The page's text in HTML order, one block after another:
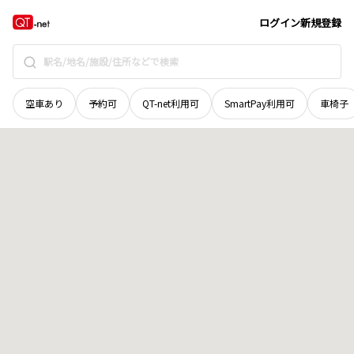
ログイン新規登録
空車あり 予約可 QT-net利用可 SmartPay利用可 車椅子
青森県